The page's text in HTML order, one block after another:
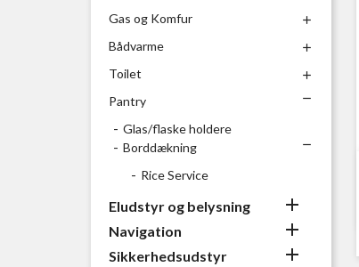
Gas og Komfur 
Bådvarme 
Toilet 
Pantry 
Glas/flaske holdere
Borddækning

Rice Service
Eludstyr og belysning 
Navigation 
Sikkerhedsudstyr 